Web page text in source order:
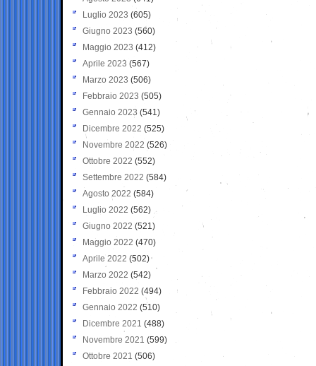
Luglio 2023 (605)
Giugno 2023 (560)
Maggio 2023 (412)
Aprile 2023 (567)
Marzo 2023 (506)
Febbraio 2023 (505)
Gennaio 2023 (541)
Dicembre 2022 (525)
Novembre 2022 (526)
Ottobre 2022 (552)
Settembre 2022 (584)
Agosto 2022 (584)
Luglio 2022 (562)
Giugno 2022 (521)
Maggio 2022 (470)
Aprile 2022 (502)
Marzo 2022 (542)
Febbraio 2022 (494)
Gennaio 2022 (510)
Dicembre 2021 (488)
Novembre 2021 (599)
Ottobre 2021 (506)